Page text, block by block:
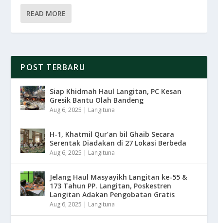
READ MORE
POST TERBARU
Siap Khidmah Haul Langitan, PC Kesan
Gresik Bantu Olah Bandeng
Aug 6, 2025 | Langituna
H-1, Khatmil Qur’an bil Ghaib Secara
Serentak Diadakan di 27 Lokasi Berbeda
Aug 6, 2025 | Langituna
Jelang Haul Masyayikh Langitan ke-55 &
173 Tahun PP. Langitan, Poskestren
Langitan Adakan Pengobatan Gratis
Aug 6, 2025 | Langituna